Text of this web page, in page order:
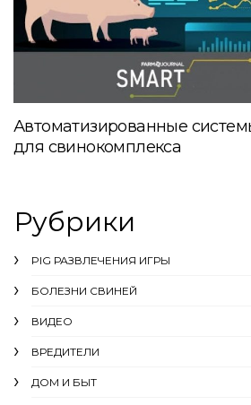
Автоматизированные
для свинокомплекса
Рубрики
PIG РАЗВЛЕЧЕНИЯ ИГРЫ
БОЛЕЗНИ СВИНЕЙ
ВИДЕО
ВРЕДИТЕЛИ
ДОМ И БЫТ